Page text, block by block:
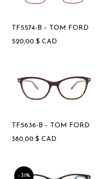
TF5574-B – TOM FORD
520,00 $ CAD
TF5636-B – TOM FORD
380,00 $ CAD
31%